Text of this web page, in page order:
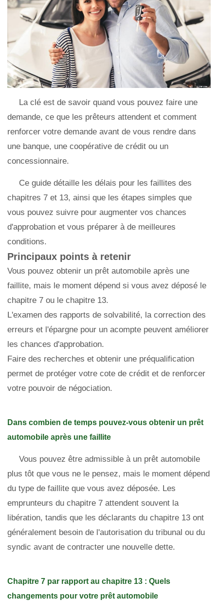
La clé est de savoir quand vous pouvez faire une
demande, ce que les prêteurs attendent et comment
renforcer votre demande avant de vous rendre dans
une banque, une coopérative de crédit ou un
concessionnaire.
Ce guide détaille les délais pour les faillites des
chapitres 7 et 13, ainsi que les étapes simples que
vous pouvez suivre pour augmenter vos chances
d'approbation et vous préparer à de meilleures
conditions.
Principaux points à retenir
Vous pouvez obtenir un prêt automobile après une
faillite, mais le moment dépend si vous avez déposé le
chapitre 7 ou le chapitre 13.
L'examen des rapports de solvabilité, la correction des
erreurs et l'épargne pour un acompte peuvent améliorer
les chances d'approbation.
Faire des recherches et obtenir une préqualification
permet de protéger votre cote de crédit et de renforcer
votre pouvoir de négociation.
Dans combien de temps pouvez-vous obtenir un prêt
automobile après une faillite
Vous pouvez être admissible à un prêt automobile
plus tôt que vous ne le pensez, mais le moment dépend
du type de faillite que vous avez déposée. Les
emprunteurs du chapitre 7 attendent souvent la
libération, tandis que les déclarants du chapitre 13 ont
généralement besoin de l'autorisation du tribunal ou du
syndic avant de contracter une nouvelle dette.
Chapitre 7 par rapport au chapitre 13 : Quels
changements pour votre prêt automobile